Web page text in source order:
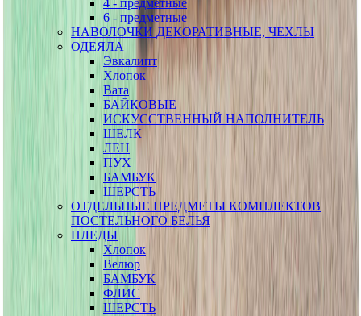
4 - предметные
6 - предметные
НАВОЛОЧКИ ДЕКОРАТИВНЫЕ, ЧЕХЛЫ
ОДЕЯЛА
Эвкалипт
Хлопок
Вата
БАЙКОВЫЕ
ИСКУССТВЕННЫЙ НАПОЛНИТЕЛЬ
ШЕЛК
ЛЕН
ПУХ
БАМБУК
ШЕРСТЬ
ОТДЕЛЬНЫЕ ПРЕДМЕТЫ КОМПЛЕКТОВ
ПОСТЕЛЬНОГО БЕЛЬЯ
ПЛЕДЫ
Хлопок
Велюр
БАМБУК
ФЛИС
ШЕРСТЬ